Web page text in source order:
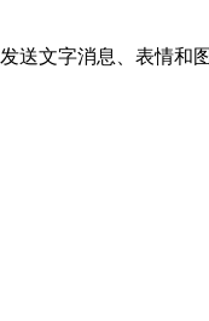
文字消息、表情和